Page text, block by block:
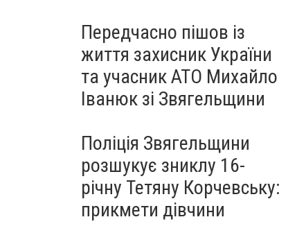
Передчасно пішов із
життя захисник України
та учасник АТО Михайло
Іванюк зі Звягельщини
Поліція Звягельщини
розшукує зниклу 16-
річну Тетяну Корчевську:
прикмети дівчини